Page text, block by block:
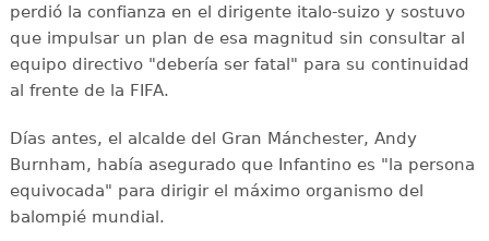
perdió la confianza en el dirigente italo-suizo y sostuvo
que impulsar un plan de esa magnitud sin consultar al
equipo directivo "debería ser fatal" para su continuidad
al frente de la FIFA.
Días antes, el alcalde del Gran Mánchester, Andy
Burnham, había asegurado que Infantino es "la persona
equivocada" para dirigir el máximo organismo del
balompié mundial.